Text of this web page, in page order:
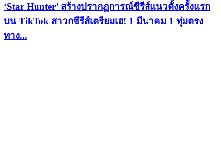
‘Star Hunter’ สร้างปรากฏการณ์ซีรีส์แนวตั้งครั้งแรก
บน TikTok สาวกซีรีส์เตรียมเฮ! 1 มีนาคม 1 ทุ่มตรง
ทาง...